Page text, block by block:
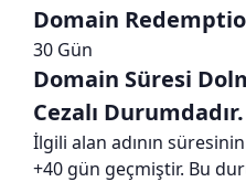
Domain
30 Gün
Domain Süresi
Cezalı Durumdadır.
İlgili alan adının
+40 gün geçmiştir. Bu